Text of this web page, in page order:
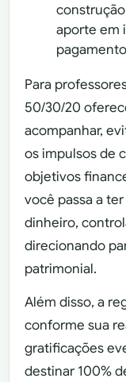
aporte em
Para
50/30/20
acompanhar,
os impulsos de
objetivos
você passa a
dinheiro,
direcionando
patrimonial.
Além disso, a
conforme sua
gratificações
destinar 100%